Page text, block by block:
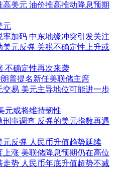
高美元 油价推高推动降息预期
元
率加码 中东地缘冲突引发关注
美元反弹 关税不确定性上升或
不确定性再次来袭
普提名新任美联储主席
交易 美元主导地位可能进一步
元或将维持韧性
刑事调查 反弹的美元指数再遇
元反弹 人民币升值趋势延续
上涨 美联储降息预期仍在高位
走势 人民币年底升值超势不减